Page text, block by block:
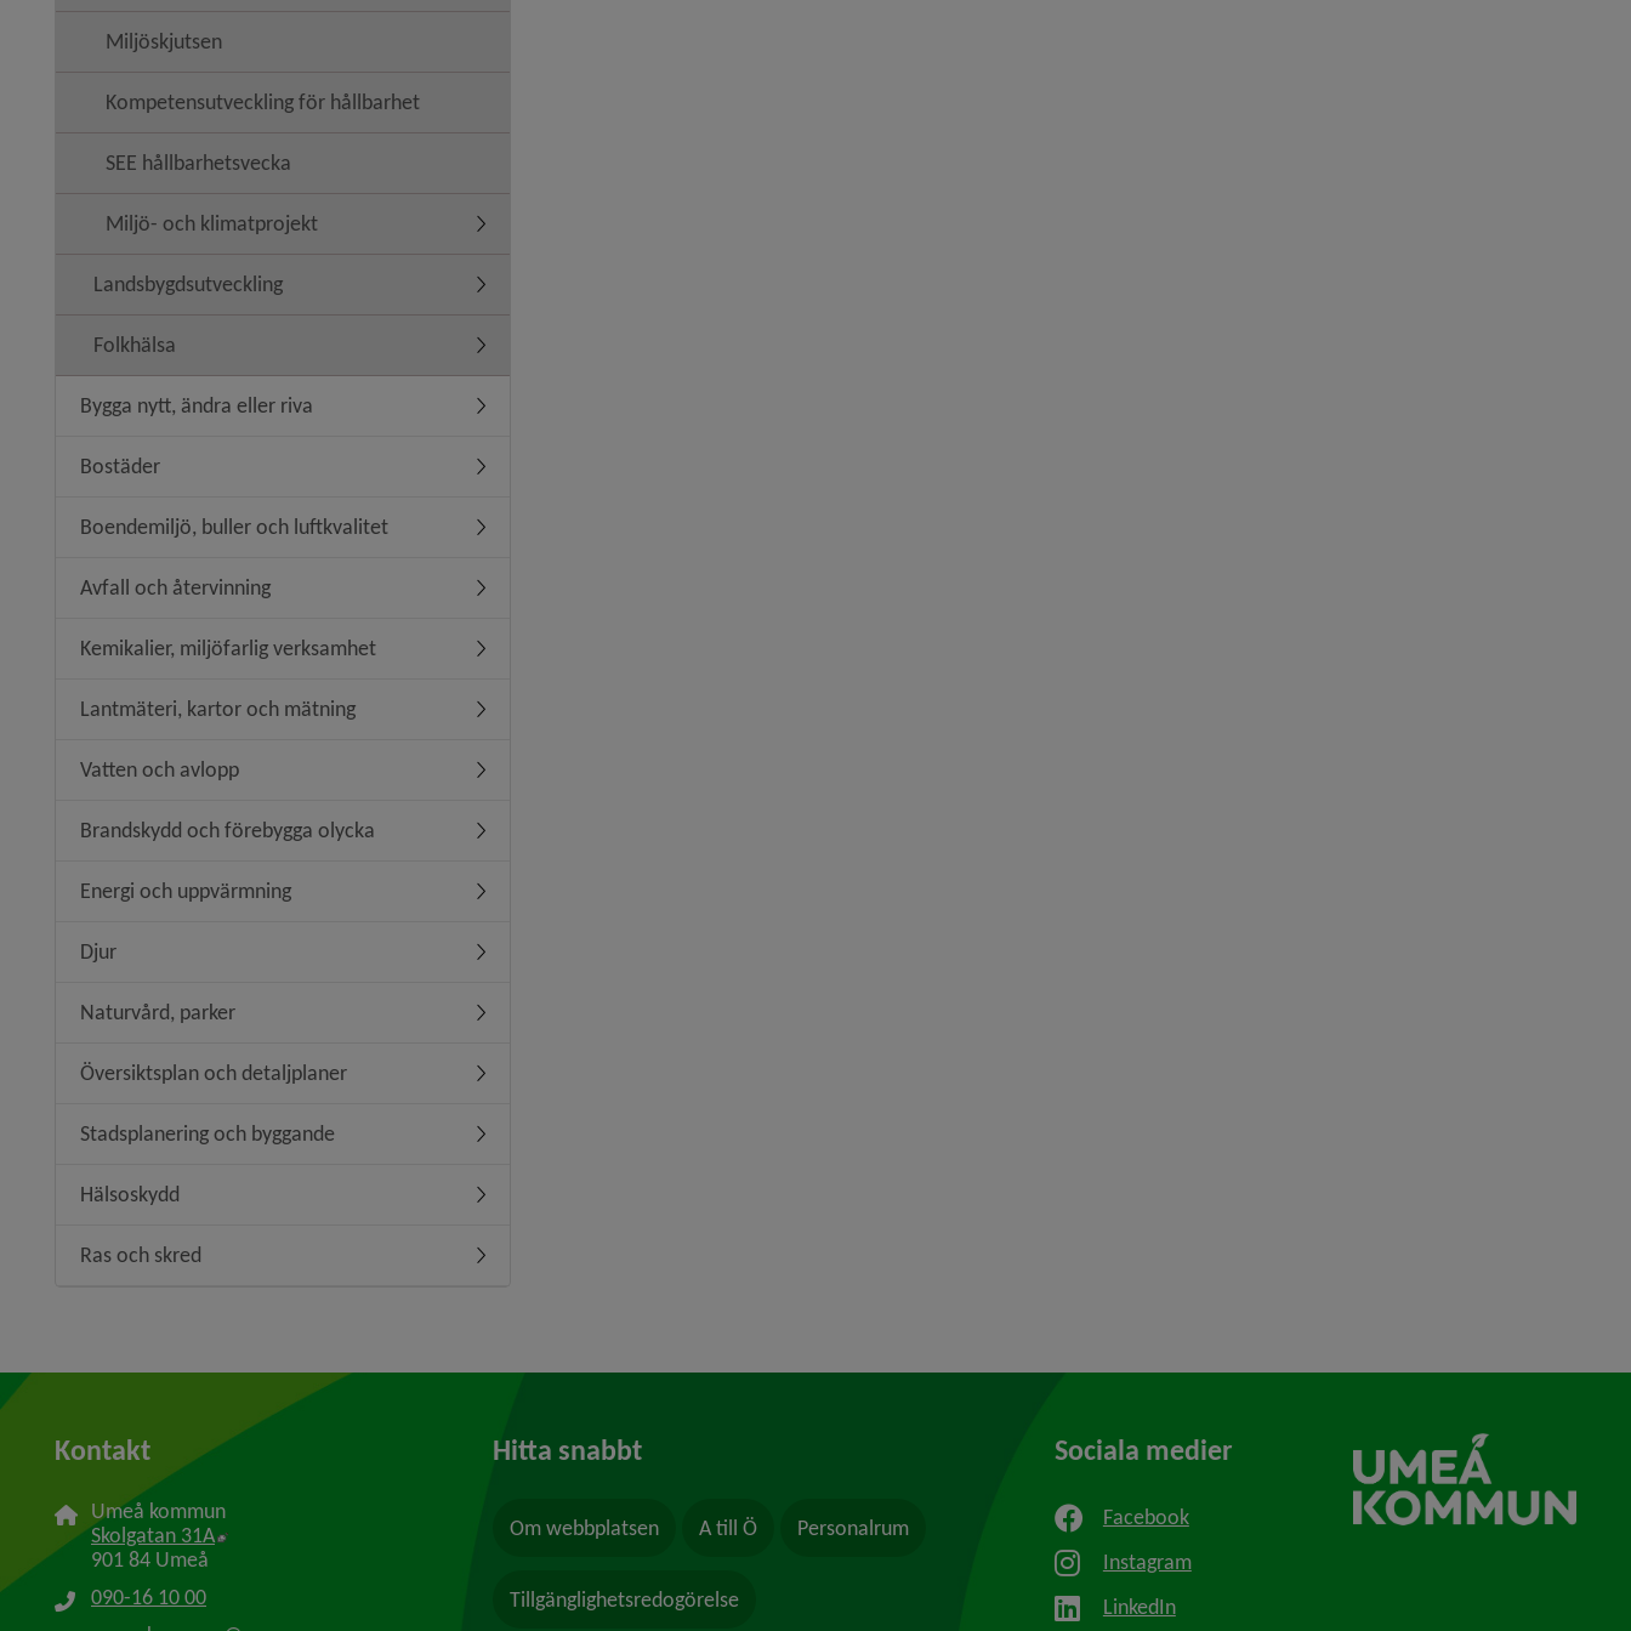
Miljöskjutsen
Kompetensutveckling för hållbarhet
SEE hållbarhetsvecka
Miljö- och klimatprojekt Undermeny för Miljö- och klimatprojekt
Landsbygdsutveckling Undermeny för Landsbygdsutveckling
Folkhälsa Undermeny för Folkhälsa
Bygga nytt, ändra eller riva Undermeny för Bygga nytt, ändra eller riva
Bostäder Undermeny för Bostäder
Boendemiljö, buller och luftkvalitet Undermeny för Boendemiljö, buller och luftkvalitet
Avfall och återvinning Undermeny för Avfall och återvinning
Kemikalier, miljöfarlig verksamhet Undermeny för Kemikalier, miljöfarlig verksamhet
Lantmäteri, kartor och mätning Undermeny för Lantmäteri, kartor och mätning
Vatten och avlopp Undermeny för Vatten och avlopp
Brandskydd och förebygga olycka Undermeny för Brandskydd och förebygga olycka
Energi och uppvärmning Undermeny för Energi och uppvärmning
Djur Undermeny för Djur
Naturvård, parker Undermeny för Naturvård, parker
Översiktsplan och detaljplaner Undermeny för Översiktsplan och detaljplaner
Stadsplanering och byggande Undermeny för Stadsplanering och byggande
Hälsoskydd Undermeny för Hälsoskydd
Ras och skred Undermeny för Ras och skred
Kontakt
Umeå kommun
Skolgatan 31A Länk till annan webbplats, öppnas i nytt fönster.
901 84 Umeå
090-16 10 00
Hitta snabbt
Om webbplatsen A till Ö Personalrum
Tillgänglighetsredogörelse
Sociala medier
Facebook
Instagram
LinkedIn